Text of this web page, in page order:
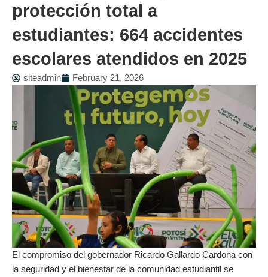
protección total a
estudiantes: 664 accidentes
escolares atendidos en 2025
siteadmin February 21, 2026
El compromiso del gobernador Ricardo Gallardo Cardona con
la seguridad y el bienestar de la comunidad estudiantil se